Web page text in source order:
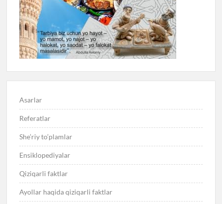
Asarlar
Referatlar
She’riy to’plamlar
Ensiklopediyalar
Qiziqarli faktlar
Ayollar haqida qiziqarli faktlar